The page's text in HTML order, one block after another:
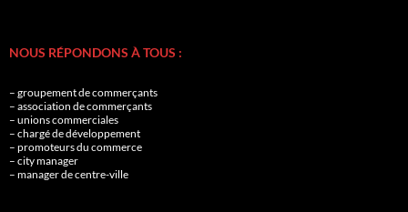
NOUS RÉPONDONS À TOUS :
– groupement de commerçants
– association de commerçants
– unions commerciales
– chargé de développement
– promoteurs du commerce
– city manager
– manager de centre-ville